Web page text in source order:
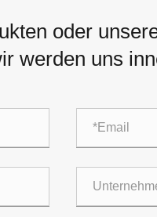
oder
werden uns